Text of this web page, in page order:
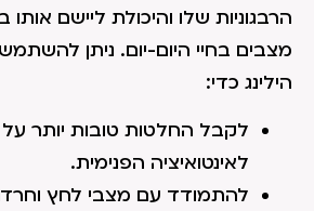
הרבגוניות שלו והיכולת ליישם אותו
מצבים בחיי היום-יום. ניתן
הילינג כדי:
לקבל החלטות טובות יותר על
לאינטואיציה הפנימית.
להתמודד עם מצבי לחץ